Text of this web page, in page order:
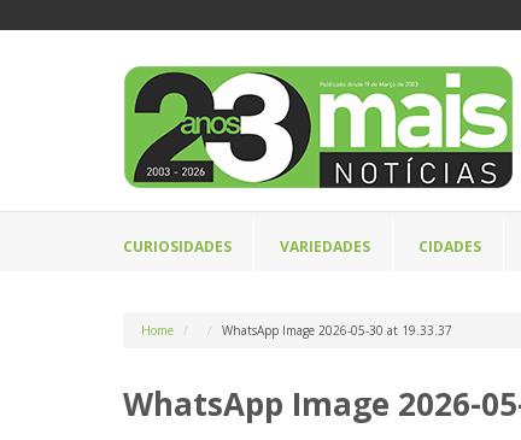
CURIOSIDADES VARIEDADES CIDADES
Home WhatsApp Image 2026-05-30 at 19.33.37
WhatsApp Image 2026-